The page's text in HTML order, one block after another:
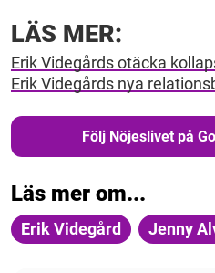
LÄS MER:
Erik Videgårds otäcka
Erik Videgårds nya
Följ Nöjeslivet på
Läs mer om...
Erik Videgård Jenny